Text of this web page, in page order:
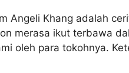
Angeli Khang adalah
merasa ikut terbawa
oleh para tokohnya.